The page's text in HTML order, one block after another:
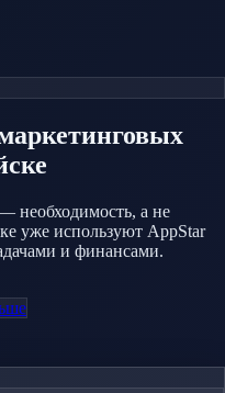
необходимость, а не
уже используют AppStar
и финансами.